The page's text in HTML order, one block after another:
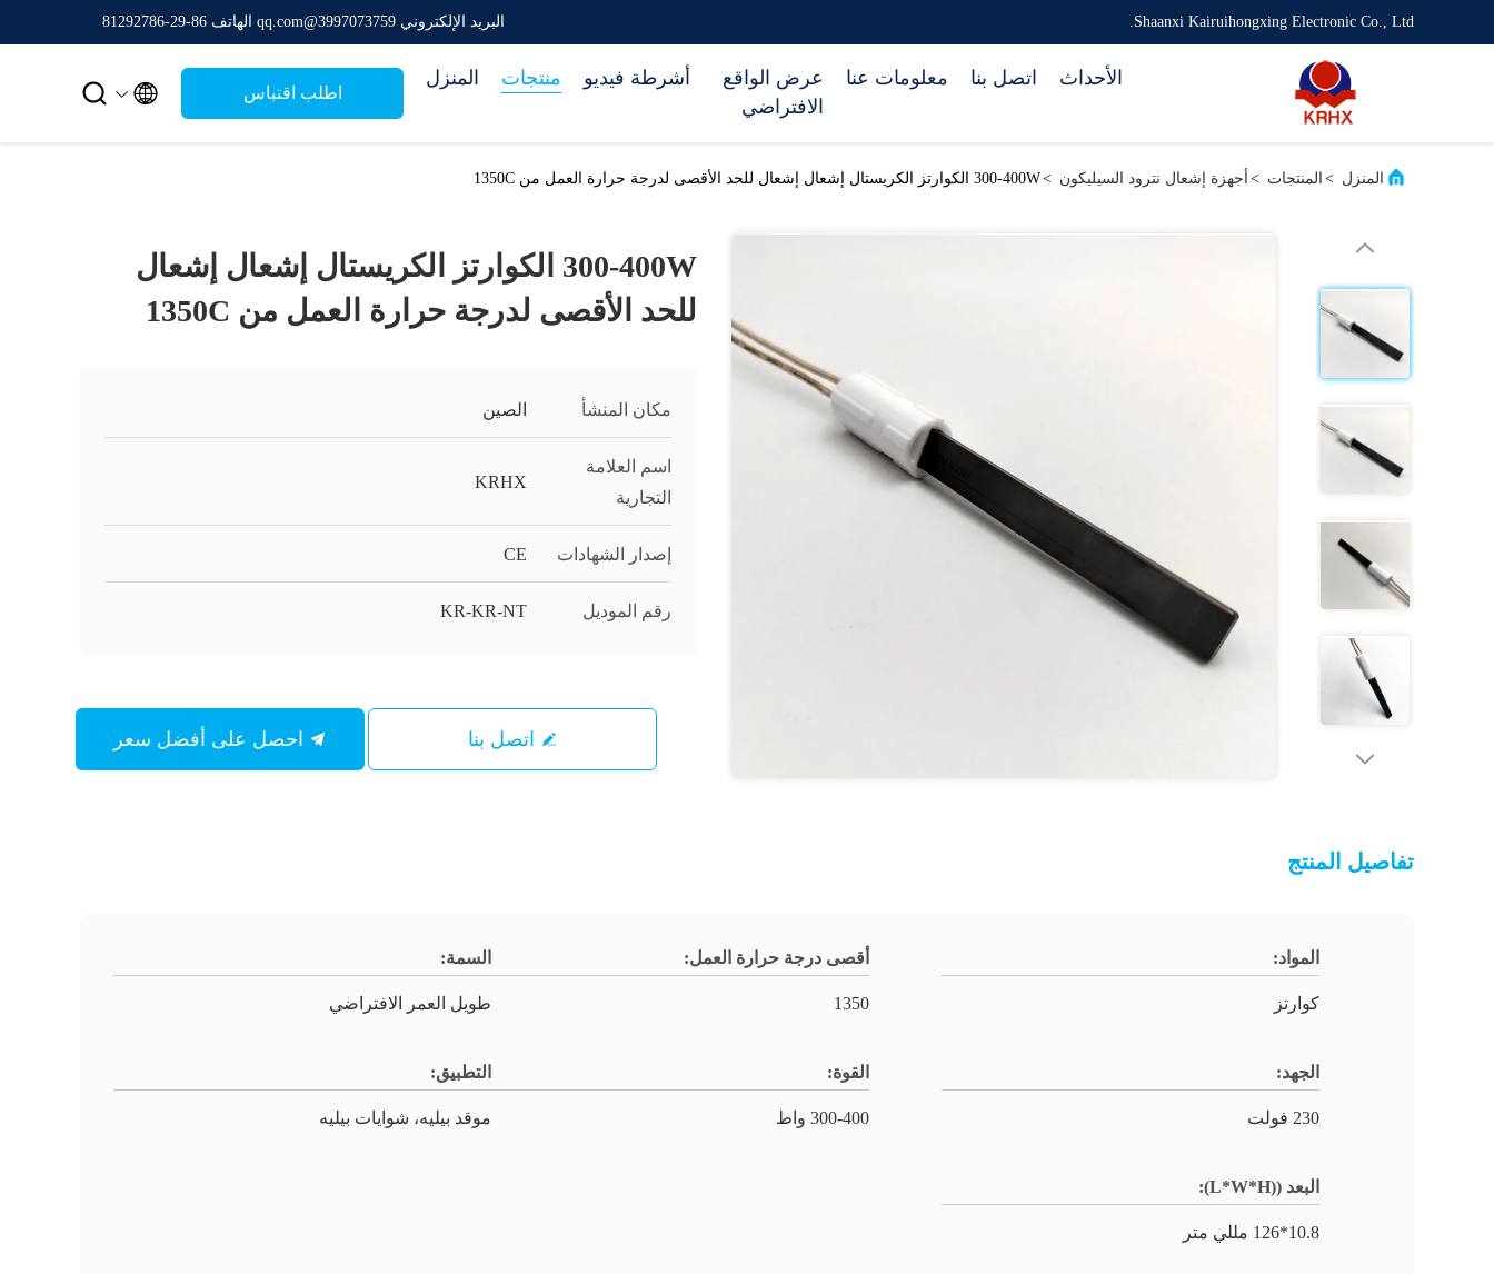
Shaanxi Kairuihongxing Electronic Co., Ltd. البريد الإلكتروني 3997073759@qq.com الهاتف 86-29-81292786
المنزل منتجات أشرطة فيديو
عرض الواقع
الافتراضي
معلومات عنا اتصل بنا الأحداث
اطلب اقتباس 

المنزل > المنتجات > أجهزة إشعال نترود السيليكون >300-400W الكوارتز الكريستال إشعال إشعال للحد الأقصى لدرجة حرارة العمل من 1350C
300-400W الكوارتز الكريستال إشعال إشعال
للحد الأقصى لدرجة حرارة العمل من 1350C
مكان المنشأ الصين
اسم العلامة
التجارية
KRHX
إصدار الشهادات CE
رقم الموديل KR-KR-NT
اتصل بنا
تفاصيل المنتج
المواد:
كوارتز
أقصى درجة حرارة العمل:
1350
السمة:
طويل العمر الافتراضي
الجهد:
230 فولت
القوة:
300-400 واط
التطبيق:
موقد بيليه، شوايات بيليه
البعد ((L*W*H):
10.8*126 مللي متر